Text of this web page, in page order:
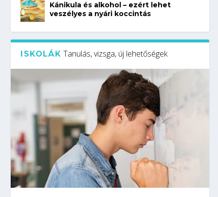
Kánikula és alkohol – ezért lehet
veszélyes a nyári koccintás
ISKOLÁK Tanulás, vizsga, új lehetőségek